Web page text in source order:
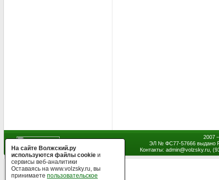
2007
ЭЛ № ФС77-57666 выдано
Контакты: admin@volzsky.ru,
На сайте Волжский.ру
используются файлы cookie и
сервисы веб-аналитики
Оставаясь на www.volzsky.ru, вы
принимаете пользовательское